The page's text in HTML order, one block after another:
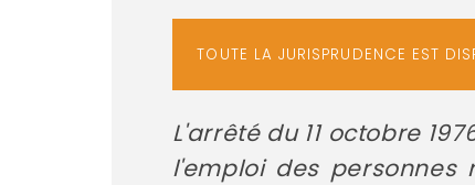
TOUTE LA JURISPRUDENCE EST
L'arrêté du 11 octobre
l'emploi des